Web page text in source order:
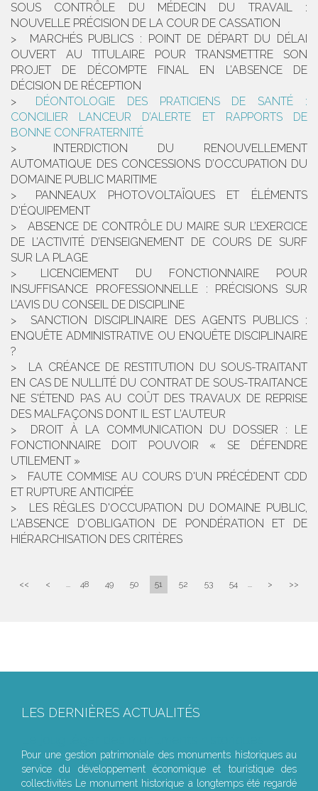
SOUS CONTRÔLE DU MÉDECIN DU TRAVAIL :
NOUVELLE PRÉCISION DE LA COUR DE CASSATION
MARCHÉS PUBLICS : POINT DE DÉPART DU DÉLAI
OUVERT AU TITULAIRE POUR TRANSMETTRE SON
PROJET DE DÉCOMPTE FINAL EN L’ABSENCE DE
DÉCISION DE RÉCEPTION
DÉONTOLOGIE DES PRATICIENS DE SANTÉ :
CONCILIER LANCEUR D’ALERTE ET RAPPORTS DE
BONNE CONFRATERNITÉ
INTERDICTION DU RENOUVELLEMENT
AUTOMATIQUE DES CONCESSIONS D’OCCUPATION DU
DOMAINE PUBLIC MARITIME
PANNEAUX PHOTOVOLTAÏQUES ET ÉLÉMENTS
D'ÉQUIPEMENT
ABSENCE DE CONTRÔLE DU MAIRE SUR L’EXERCICE
DE L’ACTIVITÉ D’ENSEIGNEMENT DE COURS DE SURF
SUR LA PLAGE
LICENCIEMENT DU FONCTIONNAIRE POUR
INSUFFISANCE PROFESSIONNELLE : PRÉCISIONS SUR
L’AVIS DU CONSEIL DE DISCIPLINE
SANCTION DISCIPLINAIRE DES AGENTS PUBLICS :
ENQUÊTE ADMINISTRATIVE OU ENQUÊTE DISCIPLINAIRE
?
LA CRÉANCE DE RESTITUTION DU SOUS-TRAITANT
EN CAS DE NULLITÉ DU CONTRAT DE SOUS-TRAITANCE
NE S'ÉTEND PAS AU COÛT DES TRAVAUX DE REPRISE
DES MALFAÇONS DONT IL EST L'AUTEUR
DROIT À LA COMMUNICATION DU DOSSIER : LE
FONCTIONNAIRE DOIT POUVOIR « SE DÉFENDRE
UTILEMENT »
FAUTE COMMISE AU COURS D'UN PRÉCÉDENT CDD
ET RUPTURE ANTICIPÉE
LES RÈGLES D'OCCUPATION DU DOMAINE PUBLIC,
L'ABSENCE D'OBLIGATION DE PONDÉRATION ET DE
HIÉRARCHISATION DES CRITÈRES
<< < ... 48 49 50 51 52 53 54 ... > >>
LES DERNIÈRES ACTUALITÉS
Pour une gestion patrimoniale des monuments historiques au
service du développement économique et touristique des
collectivités Le monument historique a longtemps été regardé